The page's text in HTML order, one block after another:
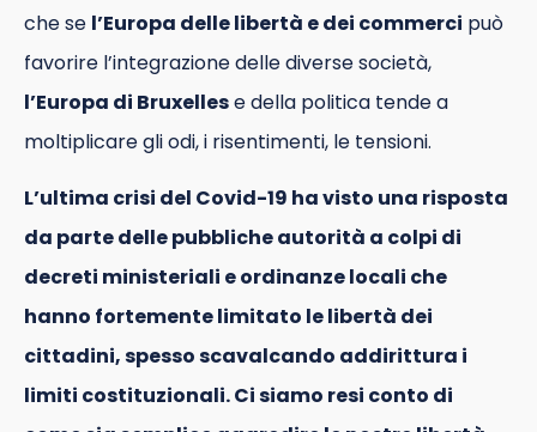
che se l’Europa delle libertà e dei commerci può
favorire l’integrazione delle diverse società,
l’Europa di Bruxellese della politica tende a
moltiplicare gli odi, i risentimenti, le tensioni.
L’ultima crisi del Covid-19 ha visto una risposta
da parte delle pubbliche autorità a colpi di
decreti ministeriali e ordinanze locali che
hanno fortemente limitato le libertà dei
cittadini, spesso scavalcando addirittura i
limiti costituzionali. Ci siamo resi conto di